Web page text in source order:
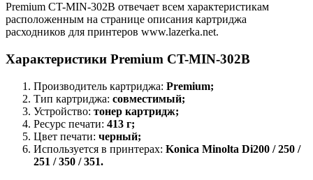
Premium CT-MIN-302B отвечает всем характеристикам
расположенным на странице описания картриджа
расходников для принтеров www.lazerka.net.
Характеристики Premium CT-MIN-302B
Производитель картриджа: Premium;
Тип картриджа: совместимый;
Устройство: тонер картридж;
Ресурс печати: 413 г;
Цвет печати: черный;
Используется в принтерах: Konica Minolta Di200 / 250 /
251 / 350 / 351.